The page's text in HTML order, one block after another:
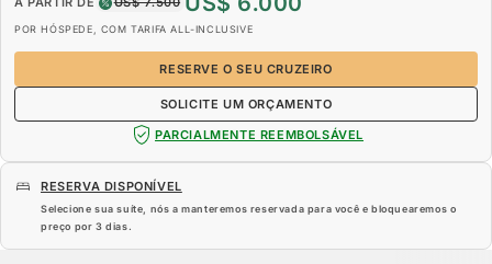
POR HÓSPEDE, COM TARIFA ALL-INCLUSIVE
RESERVE O SEU CRUZEIRO
SOLICITE UM ORÇAMENTO
PARCIALMENTE REEMBOLSÁVEL
RESERVA DISPONÍVEL
Selecione sua suíte, nós a manteremos reservada para você e bloquearemos o
preço por 3 dias.